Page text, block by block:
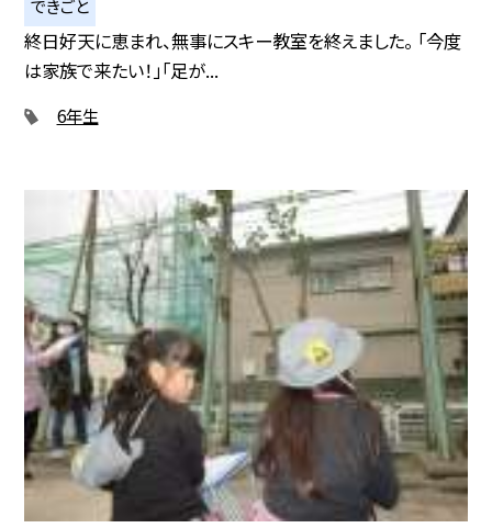
できごと
終日好天に恵まれ、無事にスキー教室を終えました。 「今度
は家族で来たい！」「足が...
6年生